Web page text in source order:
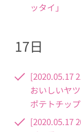
ッタイ」
17日
[2020.05.17
おいしいヤ
ポテトチップ
[2020.05.17